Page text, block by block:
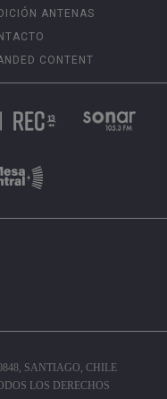
ANTENAS
CONTENT
SANTIAGO, CHILE
LOS DERECHOS